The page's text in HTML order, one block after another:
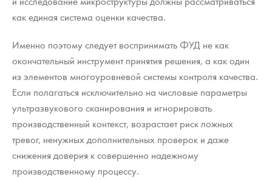
как единая система оценки качества.
Именно поэтому следует воспринимать ФУД не как
окончательный инструмент принятия решения, а как один
из элементов многоуровневой системы контроля качества.
Если полагаться исключительно на числовые параметры
ультразвукового сканирования и игнорировать
производственный контекст, возрастает риск ложных
тревог, ненужных дополнительных проверок и даже
снижения доверия к совершенно надежному
производственному процессу.